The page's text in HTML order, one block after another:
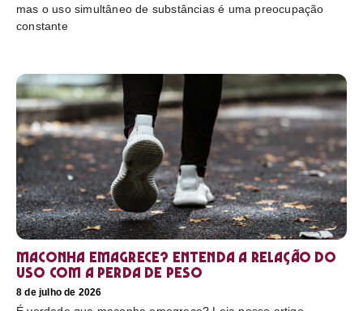
mas o uso simultâneo de substâncias é uma preocupação
constante
Maconha emagrece? Entenda a relação do
uso com a perda de peso
8 de julho de 2026